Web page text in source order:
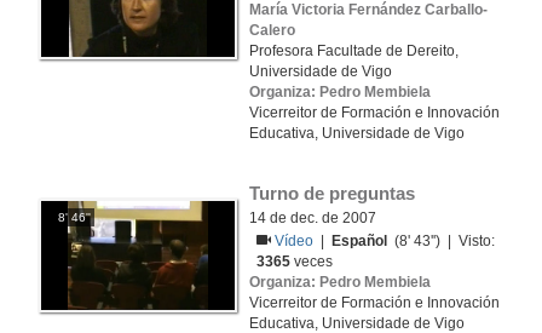
María Victoria Fernández Carballo-
Calero
Profesora Facultade de Dereito,
Universidade de Vigo
Organiza: Pedro Membiela
Vicerreitor de Formación e Innovación
Educativa, Universidade de Vigo
8' 46''
Turno de preguntas
14 de dec. de 2007
Vídeo
Español
(8' 43'') | Visto:
3365 veces
Organiza: Pedro Membiela
Vicerreitor de Formación e Innovación
Educativa, Universidade de Vigo